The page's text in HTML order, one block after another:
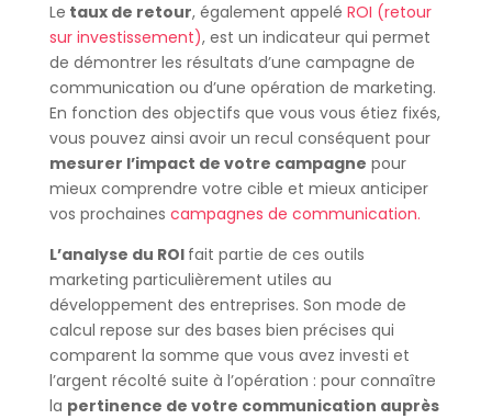
Le taux de retour, également appelé ROI (retour
sur investissement), est un indicateur qui permet
de démontrer les résultats d’une campagne de
communication ou d’une opération de marketing.
En fonction des objectifs que vous vous étiez fixés,
vous pouvez ainsi avoir un recul conséquent pour
mesurer l’impact de votre campagne pour
mieux comprendre votre cible et mieux anticiper
vos prochaines campagnes de communication.
L’analyse du ROI fait partie de ces outils
marketing particulièrement utiles au
développement des entreprises. Son mode de
calcul repose sur des bases bien précises qui
comparent la somme que vous avez investi et
l’argent récolté suite à l’opération : pour connaître
la pertinence de votre communication auprès